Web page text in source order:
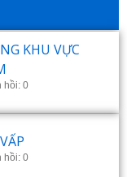
KHU VỰC
hồi: 0
hồi: 0